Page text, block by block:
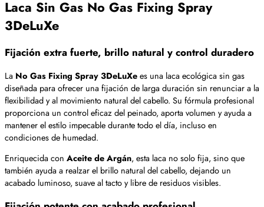
Laca Sin Gas No Gas Fixing Spray
3DeLuXe
Fijación extra fuerte, brillo natural y control duradero
La No Gas Fixing Spray 3DeLuXees una laca ecológica sin gas
diseñada para ofrecer una fijación de larga duración sin renunciar a la
flexibilidad y al movimiento natural del cabello. Su fórmula profesional
proporciona un control eficaz del peinado, aporta volumen y ayuda a
mantener el estilo impecable durante todo el día, incluso en
condiciones de humedad.
Enriquecida con Aceite de Argán, esta laca no solo fija, sino que
también ayuda a realzar el brillo natural del cabello, dejando un
acabado luminoso, suave al tacto y libre de residuos visibles.